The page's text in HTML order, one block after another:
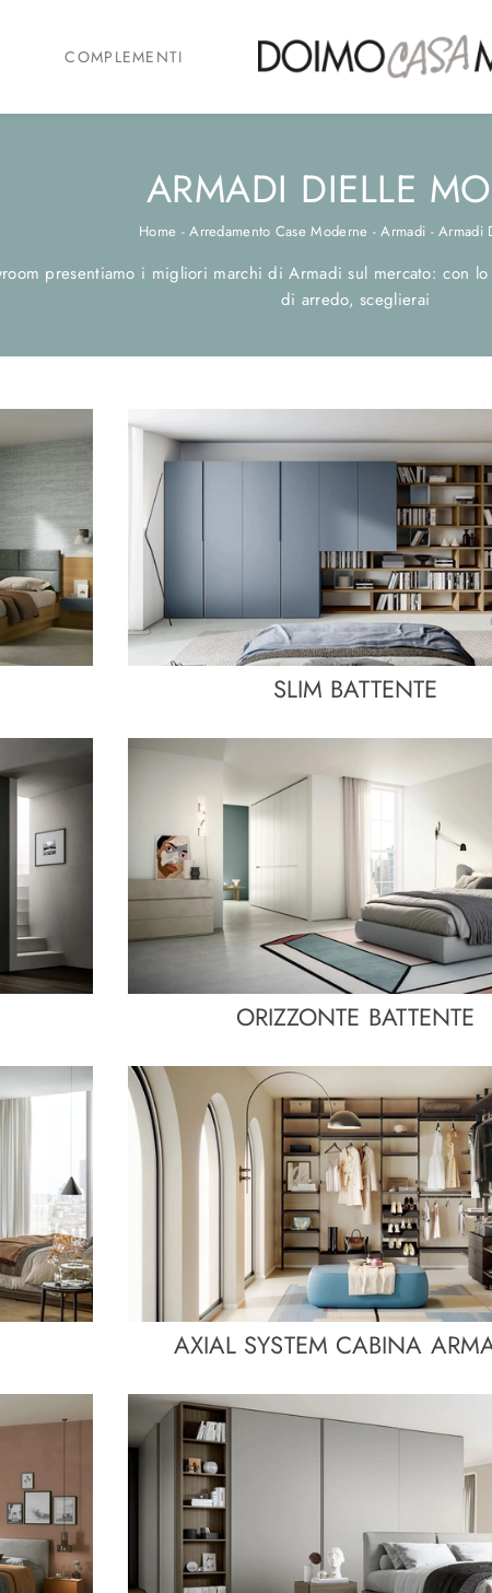
COMPLEMENTI
ARMADI DIELLE
Home -Arredamento Case Moderne -Armadi -Armadi
presentiamo i migliori marchi di Armadi sul mercato: con
di arredo, sceglierai
SLIM BATTENTE
ORIZZONTE BATTENTE
AXIAL SYSTEM CABINA